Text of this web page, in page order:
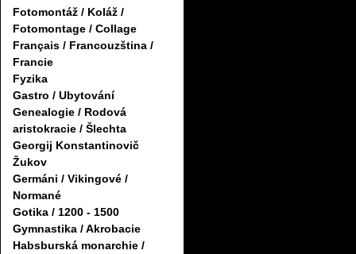
Fotomontáž / Koláž /
Fotomontage / Collage
Français / Francouzština /
Francie
Fyzika
Gastro / Ubytování
Genealogie / Rodová
aristokracie / Šlechta
Georgij Konstantinovič
Žukov
Germáni / Vikingové /
Normané
Gotika / 1200 - 1500
Gymnastika / Akrobacie
Habsburská monarchie /